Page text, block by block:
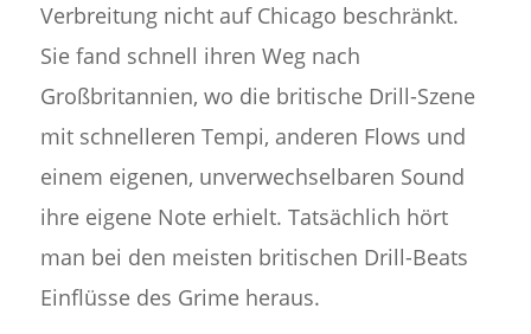
Verbreitung nicht auf Chicago beschränkt.
Sie fand schnell ihren Weg nach
Großbritannien, wo die britische Drill-Szene
mit schnelleren Tempi, anderen Flows und
einem eigenen, unverwechselbaren Sound
ihre eigene Note erhielt. Tatsächlich hört
man bei den meisten britischen Drill-Beats
Einflüsse des Grime heraus.